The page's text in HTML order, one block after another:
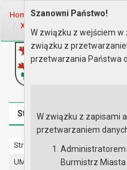
Home Organy Rada Miejska
XII Sesja Rady - 30.01.2025
Biuletyn
Urząd
Strona główna Mapa
Strona główna
UMiG - telefony wewnętrzne
Szanowni Państwo!
W związku z wejściem w
związku z
przetwarzania Państwa
W związku z zapisami
przetwarzaniem
Administratorem
Burmistrz Miasta